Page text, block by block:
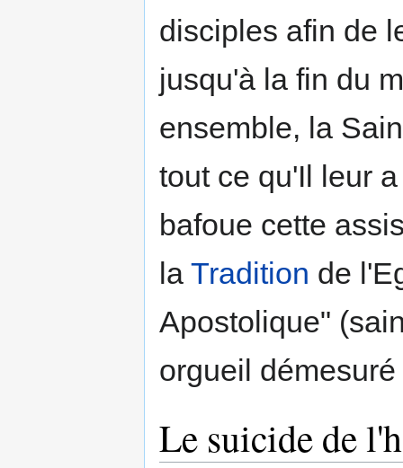
disciples afin de
jusqu'à la fin du
ensemble, la
tout ce qu'Il leur
bafoue cette
la Tradition de
Apostolique"
orgueil
Le suicide de